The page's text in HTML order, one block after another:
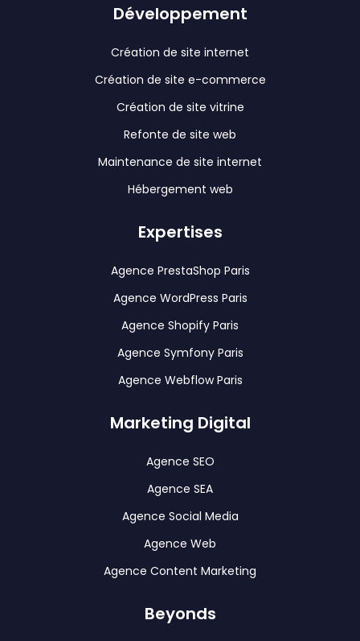
Développement
Création de site internet
Création de site e-commerce
Création de site vitrine
Refonte de site web
Maintenance de site internet
Hébergement web
Expertises
Agence PrestaShop Paris
Agence WordPress Paris
Agence Shopify Paris
Agence Symfony Paris
Agence Webflow Paris
Marketing Digital
Agence SEO
Agence SEA
Agence Social Media
Agence Web
Agence Content Marketing
Beyonds